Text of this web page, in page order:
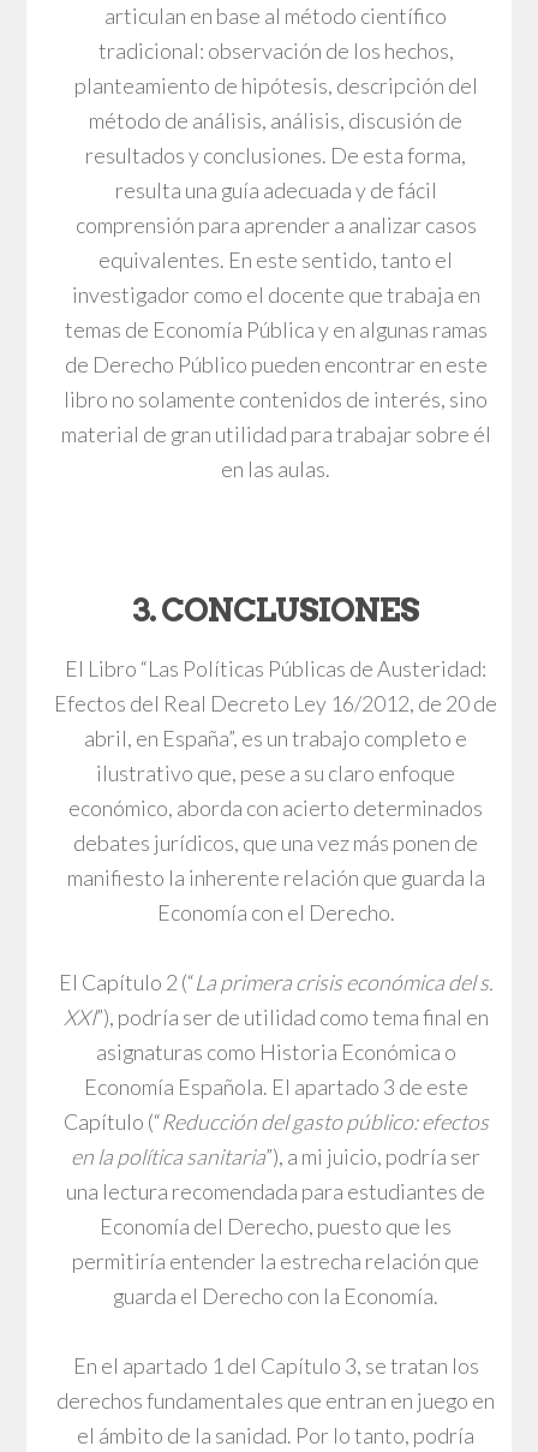
articulan en base al método científico
tradicional: observación de los hechos,
planteamiento de hipótesis, descripción del
método de análisis, análisis, discusión de
resultados y conclusiones. De esta forma,
resulta una guía adecuada y de fácil
comprensión para aprender a analizar casos
equivalentes. En este sentido, tanto el
investigador como el docente que trabaja en
temas de Economía Pública y en algunas ramas
de Derecho Público pueden encontrar en este
libro no solamente contenidos de interés, sino
material de gran utilidad para trabajar sobre él
en las aulas.
3. CONCLUSIONES
El Libro “Las Políticas Públicas de Austeridad:
Efectos del Real Decreto Ley 16/2012, de 20 de
abril, en España”, es un trabajo completo e
ilustrativo que, pese a su claro enfoque
económico, aborda con acierto determinados
debates jurídicos, que una vez más ponen de
manifiesto la inherente relación que guarda la
Economía con el Derecho.
El Capítulo 2 (“La primera crisis económica del s.
XXI”), podría ser de utilidad como tema final en
asignaturas como Historia Económica o
Economía Española. El apartado 3 de este
Capítulo (“Reducción del gasto público: efectos
en la política sanitaria”), a mi juicio, podría ser
una lectura recomendada para estudiantes de
Economía del Derecho, puesto que les
permitiría entender la estrecha relación que
guarda el Derecho con la Economía.
En el apartado 1 del Capítulo 3, se tratan los
derechos fundamentales que entran en juego en
el ámbito de la sanidad. Por lo tanto, podría